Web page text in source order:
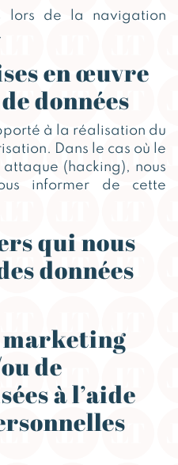
lors de la navigation
.
en œuvre
données
à la réalisation du
Dans le cas où le
(hacking), nous
informer de cette
qui nous
données
marketing
de
à l’aide